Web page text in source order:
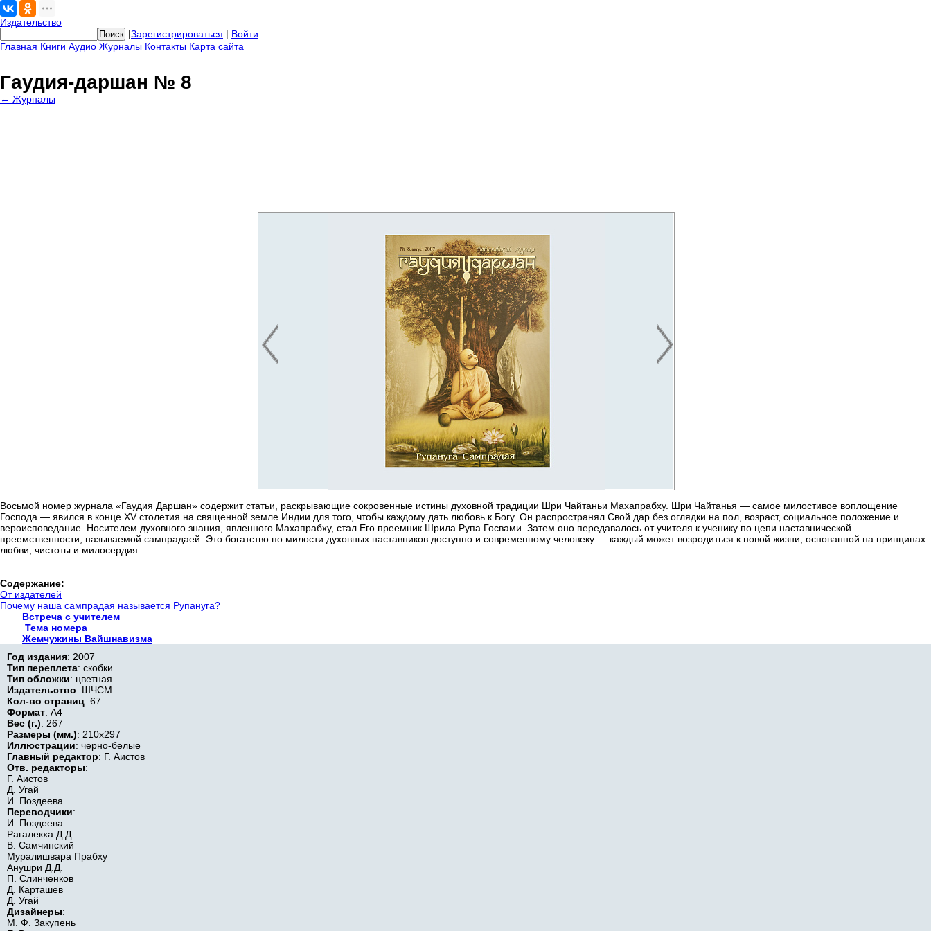
Издательство
|Зарегистрироваться | Войти
Главная Книги Аудио Журналы Контакты Карта сайта
Гаудия-даршан № 8
← Журналы
Временно нет в наличии
Восьмой номер журнала «Гаудия Даршан» содержит статьи, раскрывающие сокровенные истины духовной традиции Шри Чайтаньи Махапрабху. Шри Чайтанья — самое милостивое воплощение
Господа — явился в конце XV столетия на священной земле Индии для того, чтобы каждому дать любовь к Богу. Он распространял Свой дар без оглядки на пол, возраст, социальное положение и
вероисповедание. Носителем духовного знания, явленного Махапрабху, стал Его преемник Шрила Рупа Госвами. Затем оно передавалось от учителя к ученику по цепи наставнической
преемственности, называемой сампрадаей. Это богатство по милости духовных наставников доступно и современному человеку — каждый может возродиться к новой жизни, основанной на принципах
любви, чистоты и милосердия.
Содержание:
От издателей
Почему наша сампрадая называется Рупануга?
Встреча с учителем
Тема номера
Жемчужины Вайшнавизма
Год издания: 2007
Тип переплета: скобки
Тип обложки: цветная
Издательство: ШЧСМ
Кол-во страниц: 67
Формат: А4
Вес (г.): 267
Размеры (мм.): 210x297
Иллюстрации: черно-белые
Главный редактор: Г. Аистов
Отв. редакторы:
Г. Аистов
Д. Угай
И. Поздеева
Переводчики:
И. Поздеева
Рагалекха Д.Д
В. Самчинский
Муралишвара Прабху
Анушри Д.Д.
П. Слинченков
Д. Карташев
Д. Угай
Дизайнеры:
М. Ф. Закупень